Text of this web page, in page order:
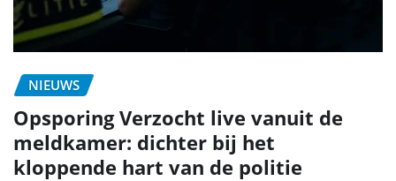
NIEUWS
Opsporing Verzocht live vanuit de
meldkamer: dichter bij het
kloppende hart van de politie